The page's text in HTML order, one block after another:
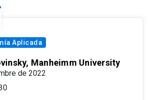
Aplicada
Manheimm University
de 2022